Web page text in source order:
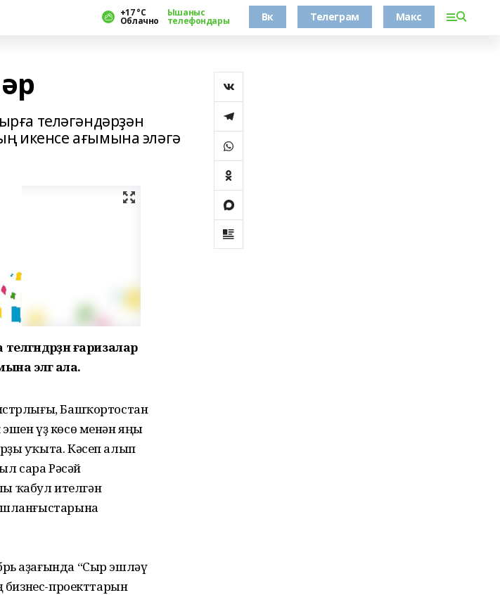
+17 °С
Облачно
Ышаныс
телефондары Вк Телеграм Макс
теләгәндәрҙән
икенсе ағымына эләгә
ғаризалар
эләгә ала.
Башҡортостан
үҙ көсө менән яңы
уҡыта. Кәсеп алып
сара Рәсәй
ҡабул ителгән
аҙағында “Сыр эшләү
бизнес-проекттарын